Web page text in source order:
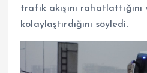
trafik akışını
kolaylaştırdığını söyledi.